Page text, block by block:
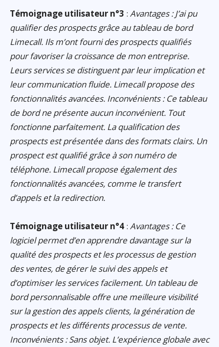
Témoignage utilisateur n°3 : Avantages : J’ai pu
qualifier des prospects grâce au tableau de bord
Limecall. Ils m’ont fourni des prospects qualifiés
pour favoriser la croissance de mon entreprise.
Leurs services se distinguent par leur implication et
leur communication fluide. Limecall propose des
fonctionnalités avancées. Inconvénients : Ce tableau
de bord ne présente aucun inconvénient. Tout
fonctionne parfaitement. La qualification des
prospects est présentée dans des formats clairs. Un
prospect est qualifié grâce à son numéro de
téléphone. Limecall propose également des
fonctionnalités avancées, comme le transfert
d’appels et la redirection.
Témoignage utilisateur n°4 : Avantages : Ce
logiciel permet d’en apprendre davantage sur la
qualité des prospects et les processus de gestion
des ventes, de gérer le suivi des appels et
d’optimiser les services facilement. Un tableau de
bord personnalisable offre une meilleure visibilité
sur la gestion des appels clients, la génération de
prospects et les différents processus de vente.
Inconvénients : Sans objet. L’expérience globale avec